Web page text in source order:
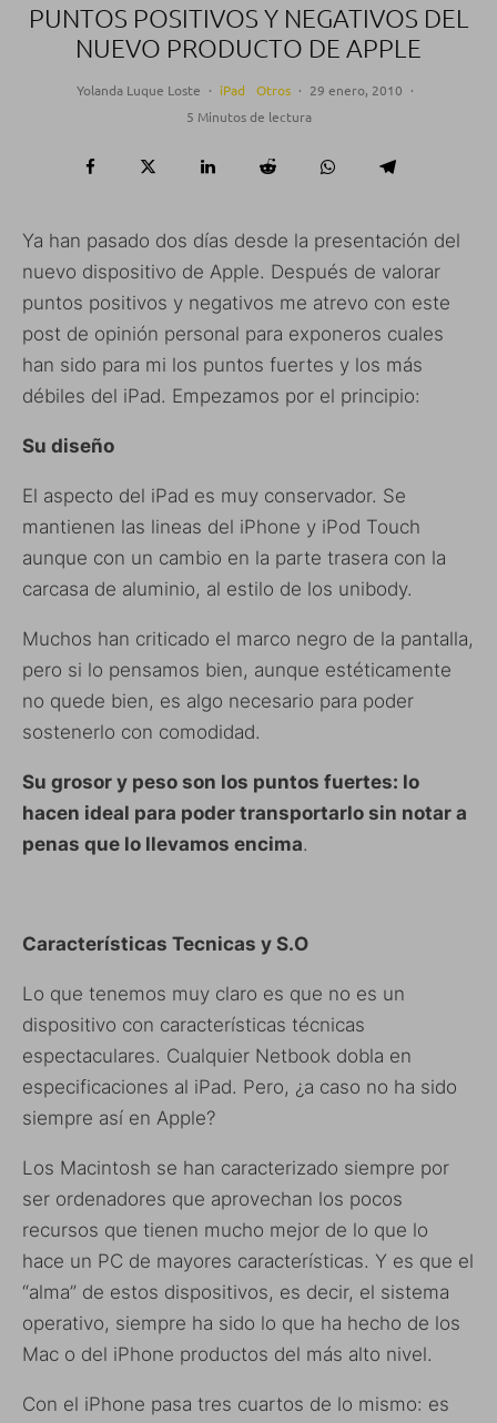
PUNTOS POSITIVOS Y NEGATIVOS DEL
NUEVO PRODUCTO DE APPLE
Yolanda Luque Loste · iPad Otros · 29 enero, 2010 ·
5 Minutos de lectura
Ya han pasado dos días desde la presentación del
nuevo dispositivo de Apple. Después de valorar
puntos positivos y negativos me atrevo con este
post de opinión personal para exponeros cuales
han sido para mi los puntos fuertes y los más
débiles del iPad. Empezamos por el principio:
Su diseño
El aspecto del iPad es muy conservador. Se
mantienen las lineas del iPhone y iPod Touch
aunque con un cambio en la parte trasera con la
carcasa de aluminio, al estilo de los unibody.
Muchos han criticado el marco negro de la pantalla,
pero si lo pensamos bien, aunque estéticamente
no quede bien, es algo necesario para poder
sostenerlo con comodidad.
Su grosor y peso son los puntos fuertes: lo
hacen ideal para poder transportarlo sin notar a
penas que lo llevamos encima.
Características Tecnicas y S.O
Lo que tenemos muy claro es que no es un
dispositivo con características técnicas
espectaculares. Cualquier Netbook dobla en
especificaciones al iPad. Pero, ¿a caso no ha sido
siempre así en Apple?
Los Macintosh se han caracterizado siempre por
ser ordenadores que aprovechan los pocos
recursos que tienen mucho mejor de lo que lo
hace un PC de mayores características. Y es que el
“alma” de estos dispositivos, es decir, el sistema
operativo, siempre ha sido lo que ha hecho de los
Mac o del iPhone productos del más alto nivel.
Con el iPhone pasa tres cuartos de lo mismo: es